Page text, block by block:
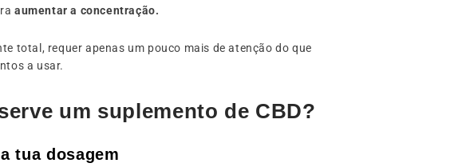
aumentar a concentração.
total, requer apenas um pouco mais de atenção do que
a usar.
um suplemento de CBD?
tua dosagem